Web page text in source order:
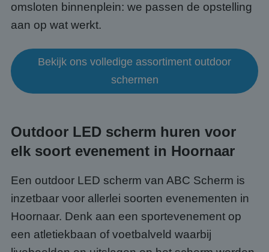
omsloten binnenplein: we passen de opstelling
aan op wat werkt.
Bekijk ons volledige assortiment outdoor
schermen
Outdoor LED scherm huren voor
elk soort evenement in Hoornaar
Een outdoor LED scherm van ABC Scherm is
inzetbaar voor allerlei soorten evenementen in
Hoornaar. Denk aan een sportevenement op
een atletiekbaan of voetbalveld waarbij